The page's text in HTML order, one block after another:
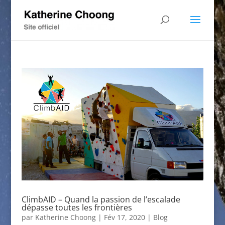
ClimbAID – Quand la passion de l’escalade
dépasse toutes les frontières
par Katherine Choong| Fév 17, 2020| Blog